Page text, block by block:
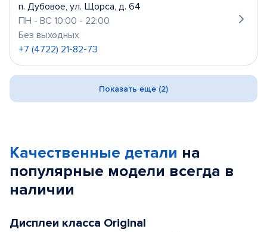
п. Дубовое, ул. Щорса, д. 64
ПН - ВС 10:00 - 22:00
Без выходных
+7 (4722) 21-82-73
Показать еще (2)
Качественные детали на
популярные модели всегда в
наличии
Дисплеи класса Original